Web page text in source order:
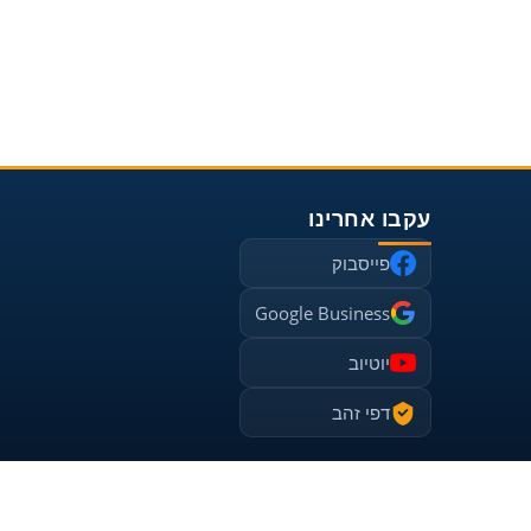
עקבו אחרינו
פייסבוק
Google Business
יוטיוב
דפי זהב